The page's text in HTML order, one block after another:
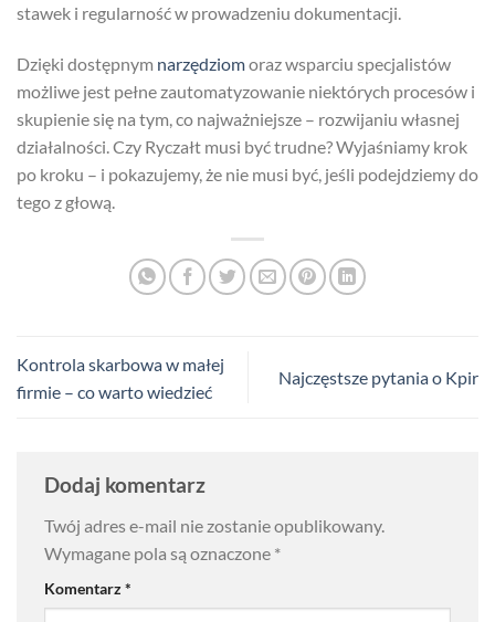
stawek i regularność w prowadzeniu dokumentacji.
Dzięki dostępnym narzędziomoraz wsparciu specjalistów
możliwe jest pełne zautomatyzowanie niektórych procesów i
skupienie się na tym, co najważniejsze – rozwijaniu własnej
działalności. Czy Ryczałt musi być trudne? Wyjaśniamy krok
po kroku – i pokazujemy, że nie musi być, jeśli podejdziemy do
tego z głową.
Kontrola skarbowa w małej
firmie – co warto wiedzieć
Najczęstsze pytania o Kpir
Dodaj komentarz
Twój adres e-mail nie zostanie opublikowany.
Wymagane pola są oznaczone *
Komentarz*